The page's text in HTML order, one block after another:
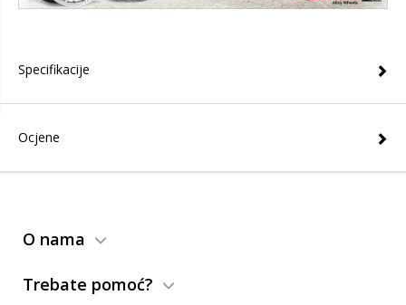
Specifikacije
Ocjene
O nama
Trebate pomoć?